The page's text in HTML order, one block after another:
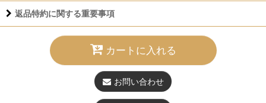
返品特約に関する重要事項
カートに入れる
お問い合わせ